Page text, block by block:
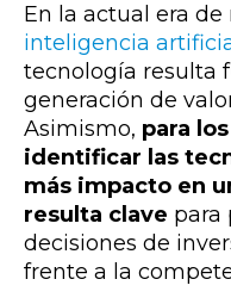
En la actual era
inteligencia
tecnología resulta
generación de
Asimismo, para
identificar las
más impacto en
resulta clave para
decisiones de
frente a la